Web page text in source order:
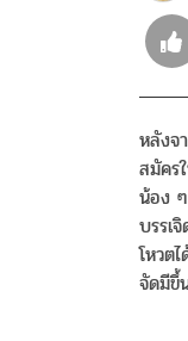
หลังจ
สมัคร
น้อง
บรรเ
โหวต
จัดมีขึ้